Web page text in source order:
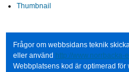
Thumbnail
Frågor om webbsidans teknik
eller använd http://www.norrbacka-
Webbplatsens kod är optimerad